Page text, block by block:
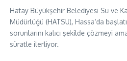
Hatay Büyükşehir Belediyesi Su ve
Müdürlüğü (HATSU), Hassa’da
sorunlarını kalıcı şekilde çözmeyi
süratle ilerliyor.